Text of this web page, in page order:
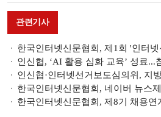
관련기사
한국인터넷신문협회, 제1회 '인터넷신문
인신협, ‘AI 활용 심화 교육’ 성료...참석자 “반복업
인신협·인터넷선거보도심의위, 지방선거
한국인터넷신문협회, 네이버 뉴스제휴
한국인터넷신문협회, 제8기 채용연